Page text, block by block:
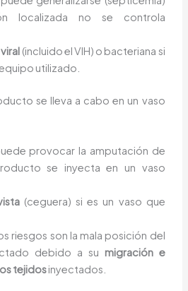
localizada no se controla
(incluido el VIH) o bacteriana si
utilizado.
se lleva a cabo en un vaso
provocar la amputación de
se inyecta en un vaso
(ceguera) si es un vaso que
riesgos son la mala posición del
debido a su migración e
tejidosinyectados.